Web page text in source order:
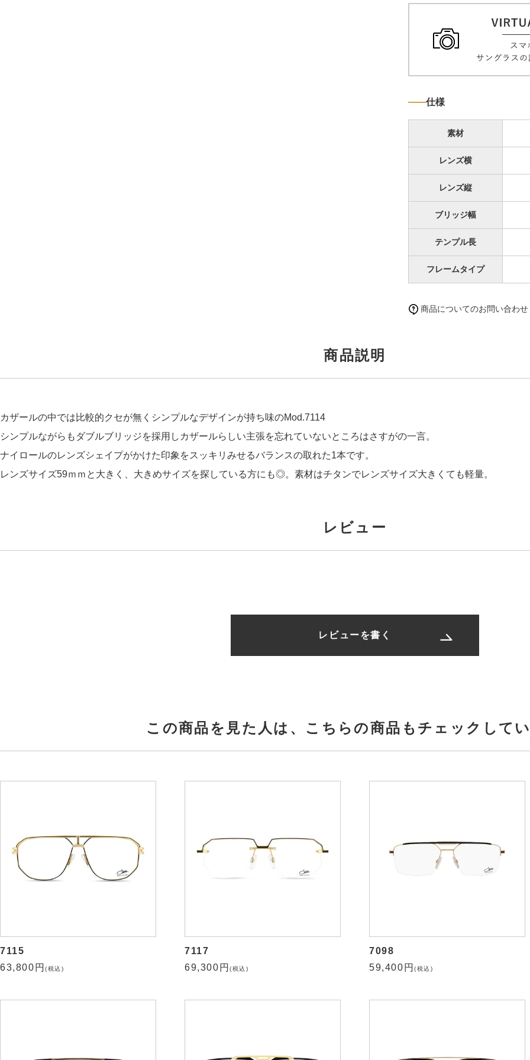
仕様
素材
レンズ横
レンズ縦
ブリッジ幅
テンプル長
フレームタイプ
商品についてのお問い合わせ
商品説明
カザールの中では比較的クセが無くシンプルなデザインが持ち味のMod.7114
シンプルながらもダブルブリッジを採用しカザールらしい主張を忘れていないところはさすがの一言。
ナイロールのレンズシェイプがかけた印象をスッキリみせるバランスの取れた1本です。
レンズサイズ59ｍｍと大きく、大きめサイズを探している方にも◎。素材はチタンでレンズサイズ大きくても軽量。
レビュー
レビューを書く
この商品を見た人は、 こちらの商品もチェックして
7115
63,800円(税込)
7117
69,300円(税込)
7098
59,400円(税込)